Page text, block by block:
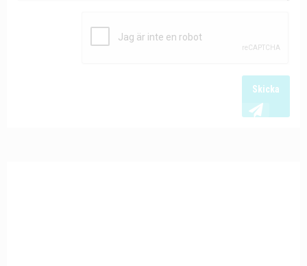
Skicka